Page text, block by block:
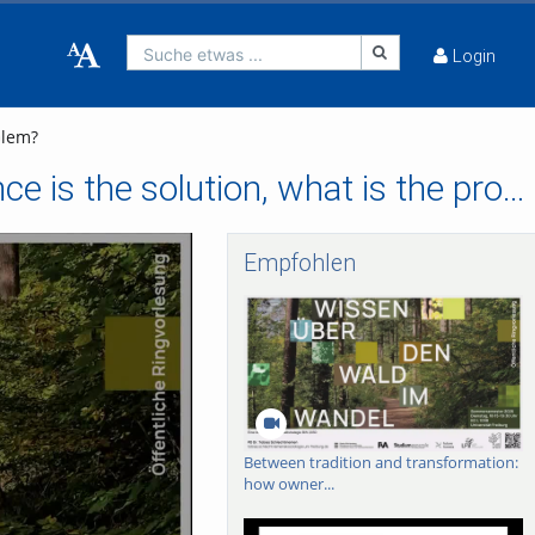
Suche etwas ... Login
EU forest policy-making (1992-2024): if governance is the solution, what is the problem?
Empfohlen
Between tradition and transformation:
how owner...